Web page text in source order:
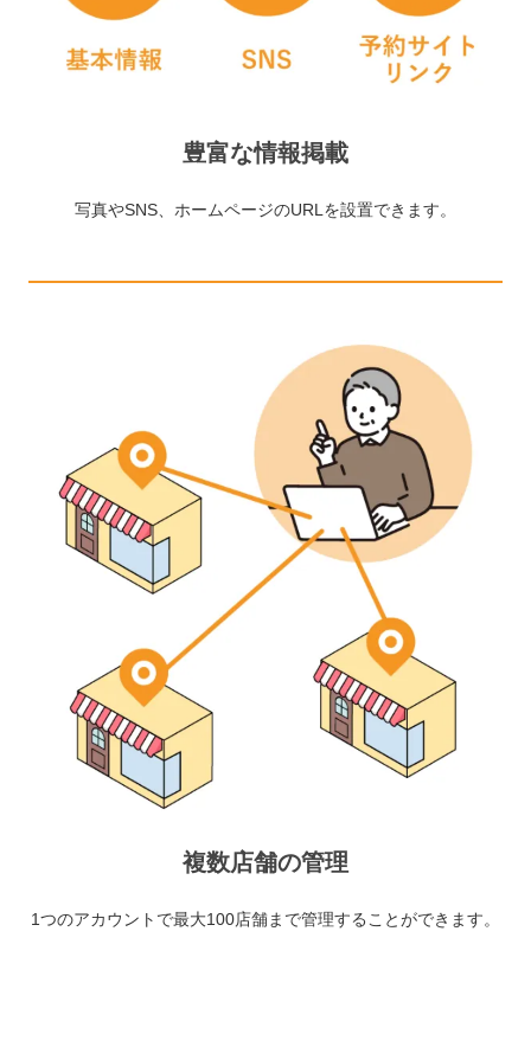
豊富な情報掲載
写真やSNS、ホームページのURLを設置できます。
複数店舗の管理
1つのアカウントで最大100店舗まで管理することができます。